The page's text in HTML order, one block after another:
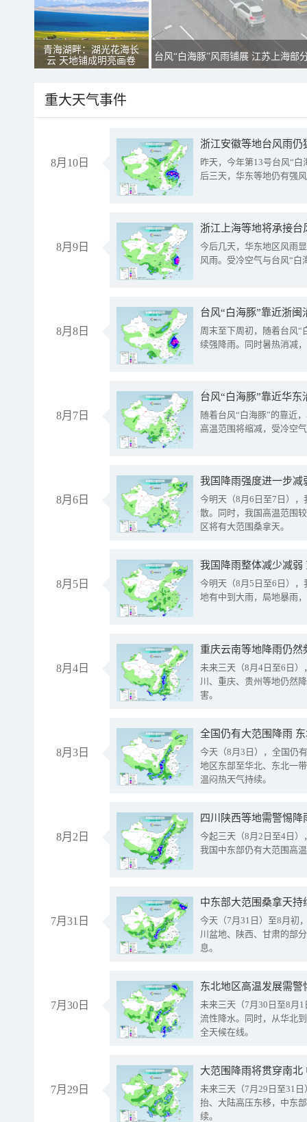
青海湖畔：湖光花海长
云 天地铺成明亮画卷
台风“白海豚”风雨铺展 江苏上海部
重大天气事件
8月10日
浙江安徽等地台风雨
昨天，今年第13号台风“
后三天，华东等地仍有强
8月9日
浙江上海等地将承接台
今后几天，华东地区风雨
风雨。受冷空气与台风“白
8月8日
台风“白海豚”靠近浙
周末至下周初，随着台风“
续强降雨。同时暑热消减
8月7日
台风“白海豚”靠近华
随着台风“白海豚”的靠近
高温范围将缩减，受冷空
8月6日
今明天（8月6日至7日）
散。同时，我国高温范围
区将有大范围桑拿天。
8月5日
我国降雨整体减少减弱
今明天（8月5日至6日）
地有中到大雨，局地暴雨
8月4日
重庆云南等地降雨仍然
未来三天（8月4日至6日
川、重庆、贵州等地仍然
害。
8月3日
全国仍有大范围降雨
今天（8月3日），全国仍
地区东部至华北、东北一
温闷热天气持续。
8月2日
今起三天（8月2日至4日
我国中东部仍有大范围高
7月31日
中东部大范围桑拿天
今天（7月31日）至8月初
川盆地、陕西、甘肃的部
息。
7月30日
东北地区高温发展需
未来三天（7月30日至8月
流性降水。同时，从华北
全天候在线。
7月29日
大范围降雨将贯穿南
未来三天（7月29日至31
抬、大陆高压东移，中东
续。